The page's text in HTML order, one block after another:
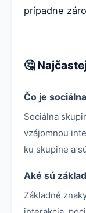
prípadne
🤔
Čo je
Sociálna
vzájomnou
ku skupine a
Aké sú
Základné